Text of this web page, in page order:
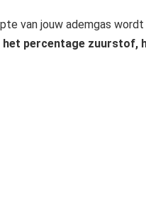
van jouw ademgas
het percentage zuurstof,